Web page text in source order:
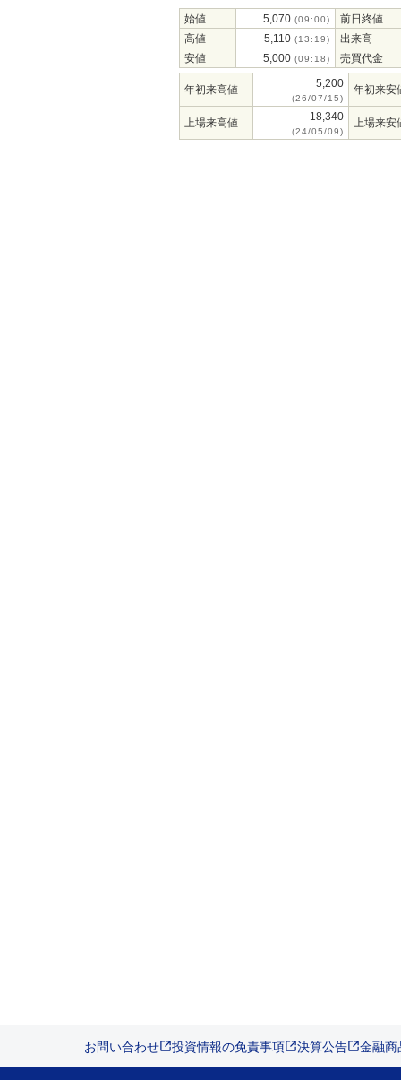
始値 5,070 (09:00)
前日終値
高値
5,110 (13:19)
出来高
安値
5,000 (09:18) 売買代金
年初来高値 5,200
(26/07/15)
年初来安
上場来高値 18,340
(24/05/09)
上場来安
お問い合わせ 投資情報の免責事項 決算公告 金融